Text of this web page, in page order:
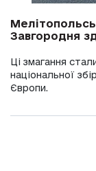
Завгородня
Ці змагання
національної
Європи.